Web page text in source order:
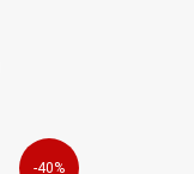
-40%